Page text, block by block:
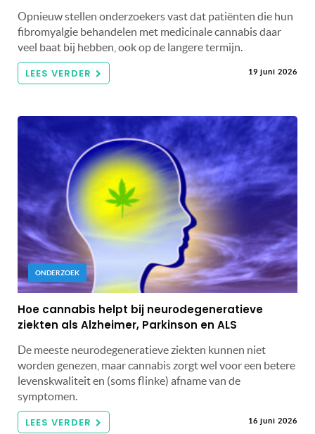
Opnieuw stellen onderzoekers vast dat patiënten die hun
fibromyalgie behandelen met medicinale cannabis daar
veel baat bij hebben, ook op de langere termijn.
LEES VERDER 19 juni 2026
ONDERZOEK
Hoe cannabis helpt bij neurodegeneratieve
ziekten als Alzheimer, Parkinson en ALS
De meeste neurodegeneratieve ziekten kunnen niet
worden genezen, maar cannabis zorgt wel voor een betere
levenskwaliteit en (soms flinke) afname van de
symptomen.
LEES VERDER 16 juni 2026